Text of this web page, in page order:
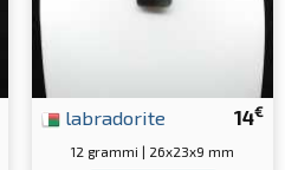
14€
labradorite
12 grammi | 26x23x9 mm